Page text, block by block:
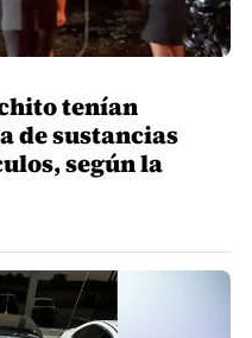
tenían
de sustancias
según la